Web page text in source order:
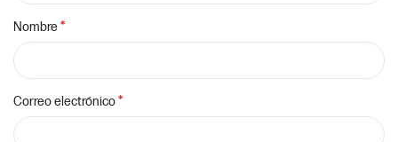
Nombre*
Correo electrónico*